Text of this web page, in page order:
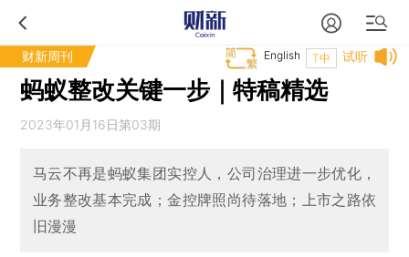
财新周刊 试听
T中
English
蚂蚁整改关键一步｜特稿精选
2023年01月16日第03期
马云不再是蚂蚁集团实控人，公司治理进一步优化，
业务整改基本完成；金控牌照尚待落地；上市之路依
旧漫漫